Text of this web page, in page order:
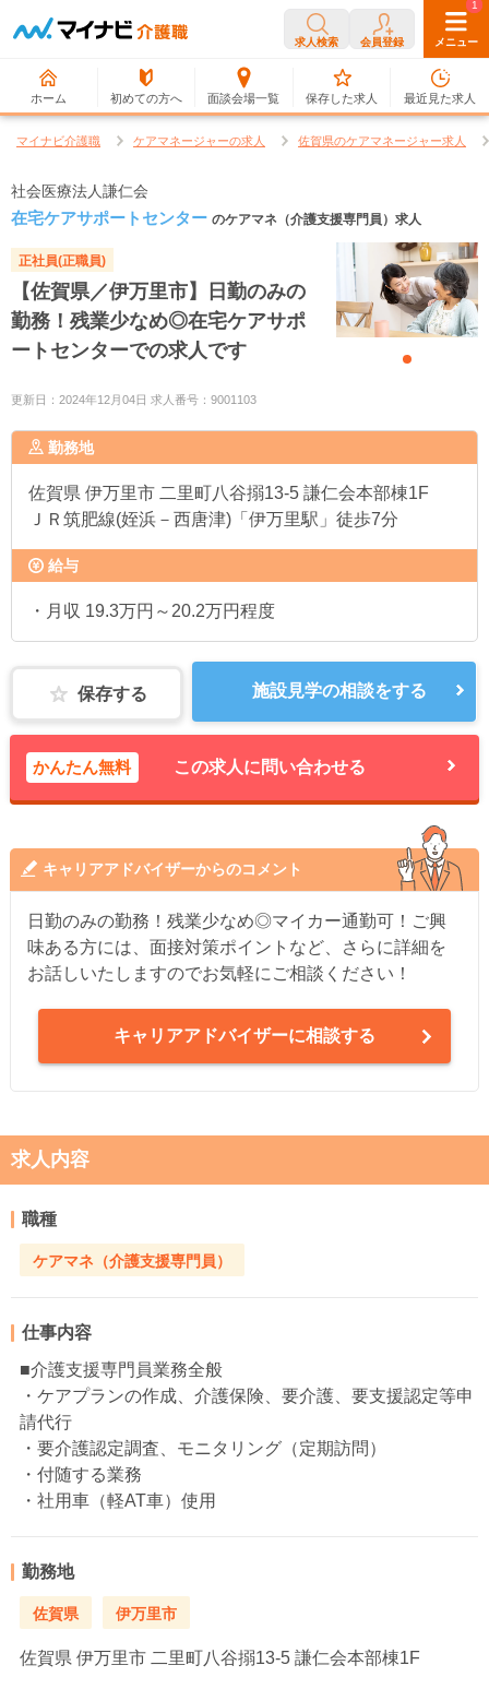
求人検索 会員登録 メニュー
ホーム 初めての方へ 面談会場一覧
0
保存した求人
1
最近見た求人
マイナビ介護職 ケアマネージャーの求人 佐賀県のケアマネージャー求人
社会医療法人謙仁会
在宅ケアサポートセンター のケアマネ（介護支援専門員）求人
正社員(正職員)
【佐賀県／伊万里市】日勤のみの
勤務！残業少なめ◎在宅ケアサポ
ートセンターでの求人です
更新日：2024年12月04日 求人番号：9001103
勤務地
佐賀県 伊万里市 二里町八谷搦13-5 謙仁会本部棟1F
ＪＲ筑肥線(姪浜－西唐津)「伊万里駅」徒歩7分
給与
・月収 19.3万円～20.2万円程度
保存する 施設見学の相談をする
かんたん無料 この求人に問い合わせる
キャリアアドバイザーからのコメント
日勤のみの勤務！残業少なめ◎マイカー通勤可！ご興
味ある方には、面接対策ポイントなど、さらに詳細を
お話しいたしますのでお気軽にご相談ください！
キャリアアドバイザーに相談する
求人内容
職種
ケアマネ（介護支援専門員）
仕事内容
■介護支援専門員業務全般
・ケアプランの作成、介護保険、要介護、要支援認定等申
請代行
・要介護認定調査、モニタリング（定期訪問）
・付随する業務
・社用車（軽AT車）使用
勤務地
佐賀県 伊万里市
佐賀県 伊万里市 二里町八谷搦13-5 謙仁会本部棟1F